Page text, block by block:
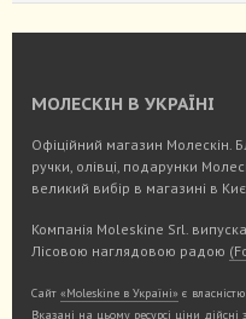
МОЛЕСКІН В УКРАЇНІ
Офіційний магазин Молескін.
ручки, олівці, подарунки
великий вибір в магазині в
Компанія Moleskine Srl.
Лісовою наглядовою радою
Сайт «Moleskine в Україні» є власністю
Вказані на цьому ресурсі ціни дійсні з